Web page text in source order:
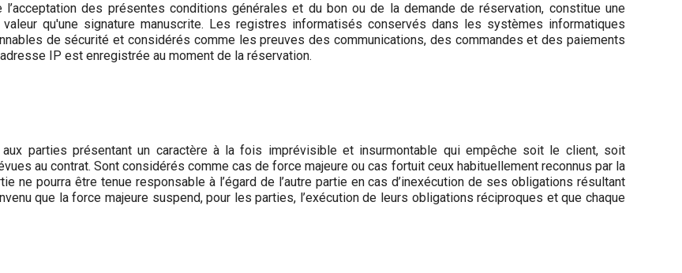
des présentes conditions générales et du bon ou de la demande de réservation, constitue une
qu'une signature manuscrite. Les registres informatisés conservés dans les systèmes informatiques
de sécurité et considérés comme les preuves des communications, des commandes et des paiements
IP est enregistrée au moment de la réservation.
parties présentant un caractère à la fois imprévisible et insurmontable qui empêche soit le client, soit
au contrat. Sont considérés comme cas de force majeure ou cas fortuit ceux habituellement reconnus par la
ne pourra être tenue responsable à l’égard de l’autre partie en cas d’inexécution de ses obligations résultant
que la force majeure suspend, pour les parties, l’exécution de leurs obligations réciproques et que chaque